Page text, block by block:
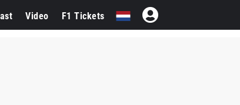
Video F1 Tickets